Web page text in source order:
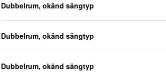
Dubbelrum, okänd sängtyp
Dubbelrum, okänd sängtyp
Dubbelrum, okänd sängtyp